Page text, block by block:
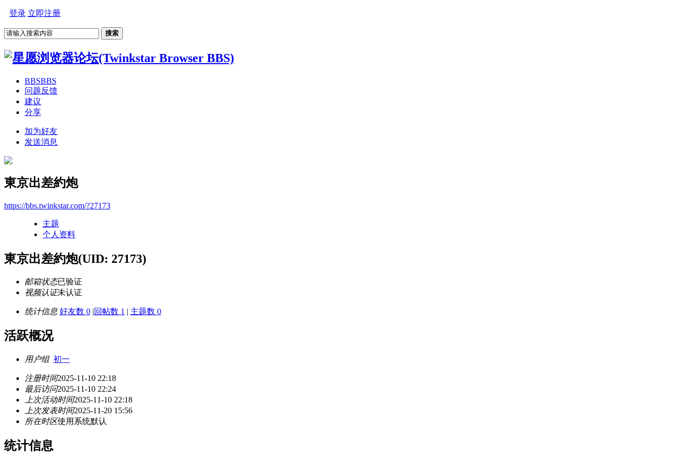
登录 立即注册
搜索
BBSBBS
问题反馈
建议
分享
加为好友
发送消息
東京出差約炮
https://bbs.twinkstar.com/?27173
主题
个人资料
東京出差約炮(UID: 27173)
邮箱状态已验证
视频认证未认证
统计信息 好友数 0 |回帖数 1 | 主题数 0
活跃概况
用户组 初一
注册时间2025-11-10 22:18
最后访问2025-11-10 22:24
上次活动时间2025-11-10 22:18
上次发表时间2025-11-20 15:56
所在时区使用系统默认
统计信息